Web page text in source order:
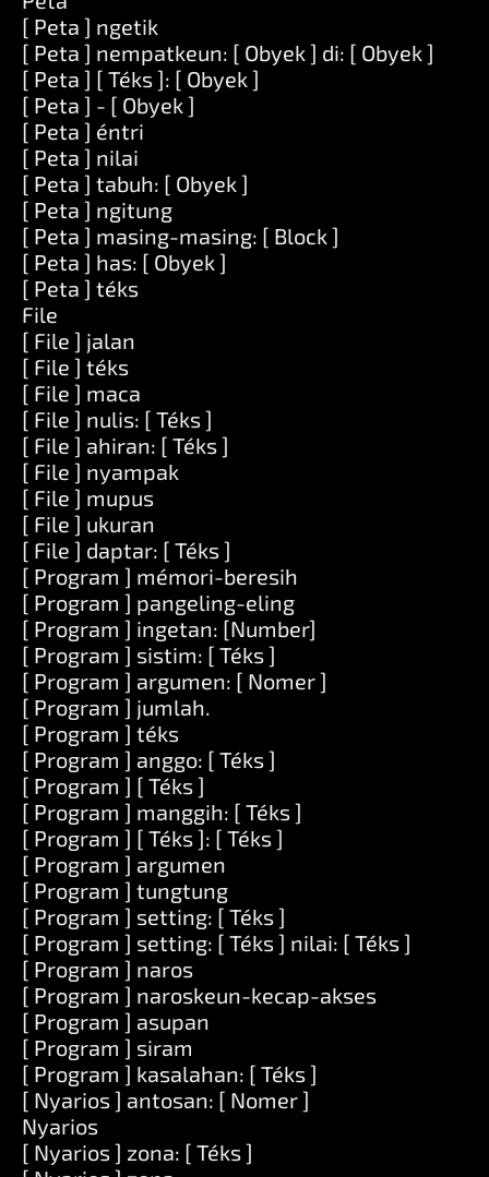
[ Peta ] ngetik
[ Peta ] nempatkeun: [ Obyek ] di: [ Obyek ]
[ Peta ] [ Téks ]: [ Obyek ]
[ Peta ] - [ Obyek ]
[ Peta ] éntri
[ Peta ] nilai
[ Peta ] tabuh: [ Obyek ]
[ Peta ] ngitung
[ Peta ] masing-masing: [ Block ]
[ Peta ] has: [ Obyek ]
[ Peta ] téks
File
[ File ] jalan
[ File ] téks
[ File ] maca
[ File ] nulis: [ Téks ]
[ File ] ahiran: [ Téks ]
[ File ] nyampak
[ File ] mupus
[ File ] ukuran
[ File ] daptar: [ Téks ]
[ Program ] mémori-beresih
[ Program ] pangeling-eling
[ Program ] ingetan: [Number]
[ Program ] sistim: [ Téks ]
[ Program ] argumen: [ Nomer ]
[ Program ] jumlah.
[ Program ] téks
[ Program ] anggo: [ Téks ]
[ Program ] [ Téks ]
[ Program ] manggih: [ Téks ]
[ Program ] [ Téks ]: [ Téks ]
[ Program ] argumen
[ Program ] tungtung
[ Program ] setting: [ Téks ]
[ Program ] setting: [ Téks ] nilai: [ Téks ]
[ Program ] naros
[ Program ] naroskeun-kecap-akses
[ Program ] asupan
[ Program ] siram
[ Program ] kasalahan: [ Téks ]
[ Nyarios ] antosan: [ Nomer ]
Nyarios
[ Nyarios ] zona: [ Téks ]